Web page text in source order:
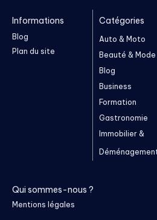
Informations
Blog
Plan du site
Catégories
Auto & Moto
Beauté & Mode
Blog
Business
Formation
Gastronomie
Immobilier &
Qui sommes-nous ?
Mentions légales